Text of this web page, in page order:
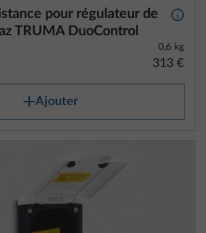
pour régulateur de
TRUMA DuoControl
Plus
0,6 kg
313 €
Ajouter